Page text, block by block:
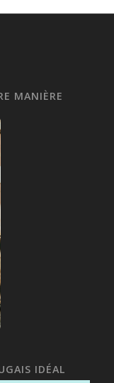
MANIÈRE
IDÉAL